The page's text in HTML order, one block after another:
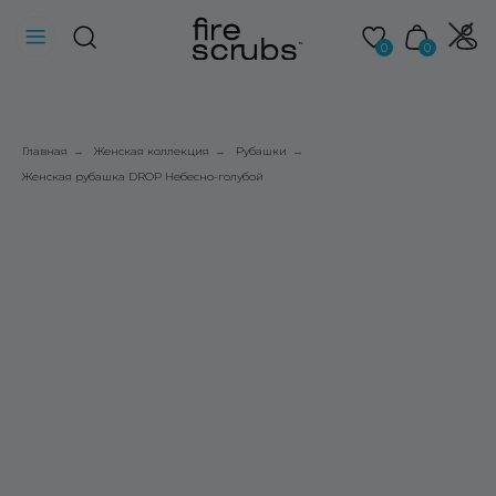
Главная → Женская коллекция → Рубашки →
Женская рубашка DROP Небесно-голубой